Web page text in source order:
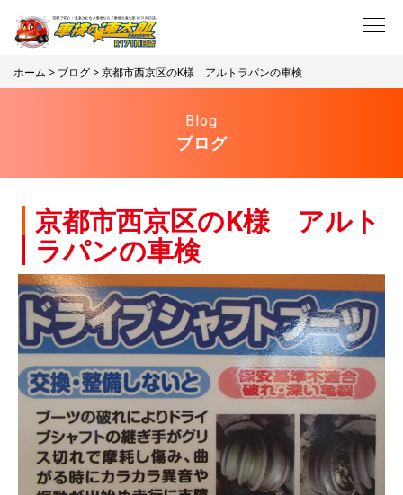
ホーム > ブログ > 京都市西京区のK様 アルトラパンの車検
Blog
ブログ
京都市西京区のK様 アルト
ラパンの車検